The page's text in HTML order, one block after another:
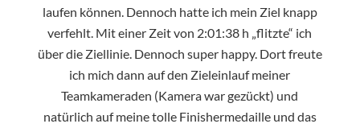
laufen können. Dennoch hatte ich mein Ziel knapp
verfehlt. Mit einer Zeit von 2:01:38 h „flitzte“ ich
über die Ziellinie. Dennoch super happy. Dort freute
ich mich dann auf den Zieleinlauf meiner
Teamkameraden (Kamera war gezückt) und
natürlich auf meine tolle Finishermedaille und das